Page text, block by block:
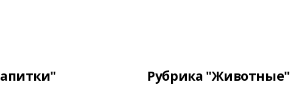
Рубрика "Животные"